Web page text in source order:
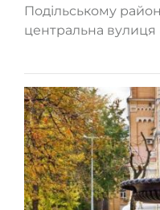
Подільському
центральна вулиця